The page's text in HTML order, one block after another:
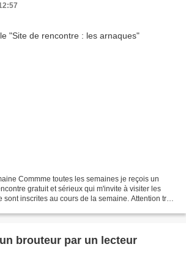
Commme toutes les semaines je reçois un
gratuit et sérieux qui m'invite à visiter les
sont inscrites au cours de la semaine. Attention très
brouteur par un lecteur